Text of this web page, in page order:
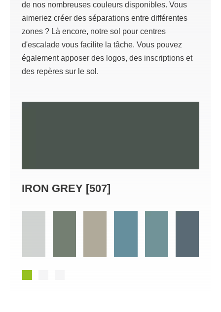
de nos nombreuses couleurs disponibles. Vous
aimeriez créer des séparations entre différentes
zones ? Là encore, notre sol pour centres
d'escalade vous facilite la tâche. Vous pouvez
également apposer des logos, des inscriptions et
des repères sur le sol.
IRON GREY [507]